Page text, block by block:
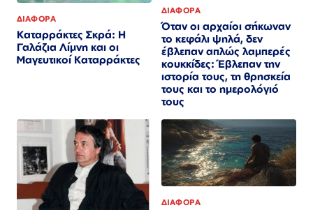
ΔΙΑΦΟΡΑ
Καταρράκτες Σκρά: Η
Γαλάζια Λίμνη και οι
Μαγευτικοί Καταρράκτες
ΔΙΑΦΟΡΑ
Όταν οι αρχαίοι σήκωναν
το κεφάλι ψηλά, δεν
έβλεπαν απλώς λαμπερές
κουκκίδες: Έβλεπαν την
ιστορία τους, τη θρησκεία
τους και το ημερολόγιό
τους
ΔΙΑΦΟΡΑ